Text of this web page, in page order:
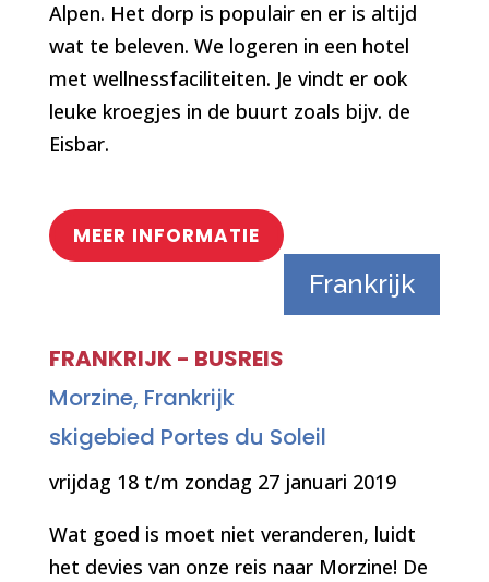
Alpen. Het dorp is populair en er is altijd
wat te beleven. We logeren in een hotel
met wellnessfaciliteiten. Je vindt er ook
leuke kroegjes in de buurt zoals bijv. de
Eisbar.
MEER INFORMATIE
Frankrijk
FRANKRIJK - BUSREIS
Morzine, Frankrijk
skigebied Portes du Soleil
vrijdag 18 t/m zondag 27 januari 2019
Wat goed is moet niet veranderen, luidt
het devies van onze reis naar Morzine! De